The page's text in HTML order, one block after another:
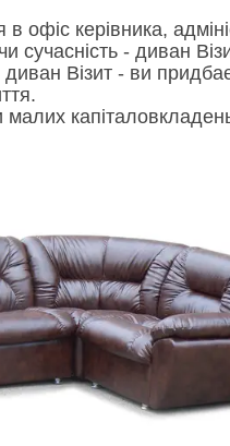
офіс керівника,
сучасність - диван
Візит - ви
малих